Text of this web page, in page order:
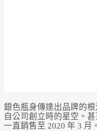
銀色瓶身傳達出品牌的
自公司創立時的星空。
一直銷售至 2020 年 3 月。